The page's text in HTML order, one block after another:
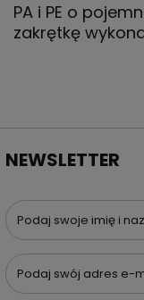
PA i PE o
zakrętkę
NEWSLETTER
Podaj swoje imię i
Podaj swój adres e-